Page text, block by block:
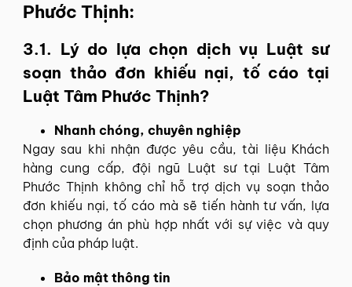
Phước Thịnh:
3.1. Lý do lựa chọn dịch vụ Luật sư
soạn thảo đơn khiếu nại, tố cáo tại
Luật Tâm Phước Thịnh?
Nhanh chóng, chuyên nghiệp
Ngay sau khi nhận được yêu cầu, tài liệu Khách
hàng cung cấp, đội ngũ Luật sư tại Luật Tâm
Phước Thịnh không chỉ hỗ trợ dịch vụ soạn thảo
đơn khiếu nại, tố cáo mà sẽ tiến hành tư vấn, lựa
chọn phương án phù hợp nhất với sự việc và quy
định của pháp luật.
Bảo mật thông tin